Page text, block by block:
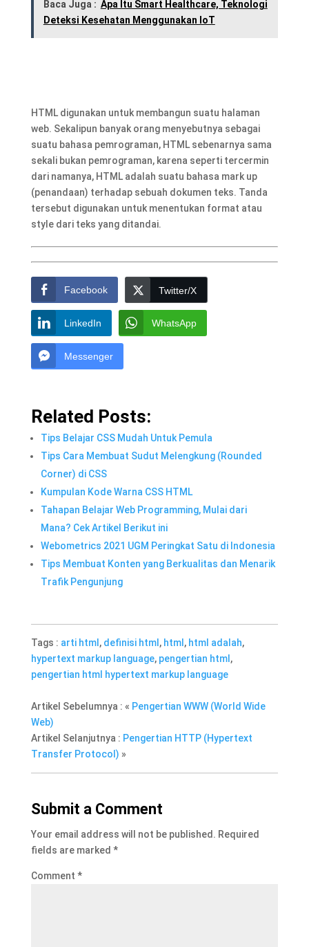
Baca Juga : Apa Itu Smart Healthcare, Teknologi
Deteksi Kesehatan Menggunakan IoT
HTML digunakan untuk membangun suatu halaman
web. Sekalipun banyak orang menyebutnya sebagai
suatu bahasa pemrograman, HTML sebenarnya sama
sekali bukan pemrograman, karena seperti tercermin
dari namanya, HTML adalah suatu bahasa mark up
(penandaan) terhadap sebuah dokumen teks. Tanda
tersebut digunakan untuk menentukan format atau
style dari teks yang ditandai.
Facebook Twitter/X
LinkedIn WhatsApp
Messenger
Related Posts:
Tips Belajar CSS Mudah Untuk Pemula
Tips Cara Membuat Sudut Melengkung (Rounded
Corner) di CSS
Kumpulan Kode Warna CSS HTML
Tahapan Belajar Web Programming, Mulai dari
Mana? Cek Artikel Berikut ini
Webometrics 2021 UGM Peringkat Satu di Indonesia
Tips Membuat Konten yang Berkualitas dan Menarik
Trafik Pengunjung
Tags : arti html , definisi html , html , html adalah,
hypertext markup language, pengertian html ,
pengertian html hypertext markup language
Artikel Sebelumnya : « Pengertian WWW (World Wide
Web)
Artikel Selanjutnya : Pengertian HTTP (Hypertext
Transfer Protocol) »
Submit a Comment
Your email address will not be published. Required
fields are marked *
Comment *